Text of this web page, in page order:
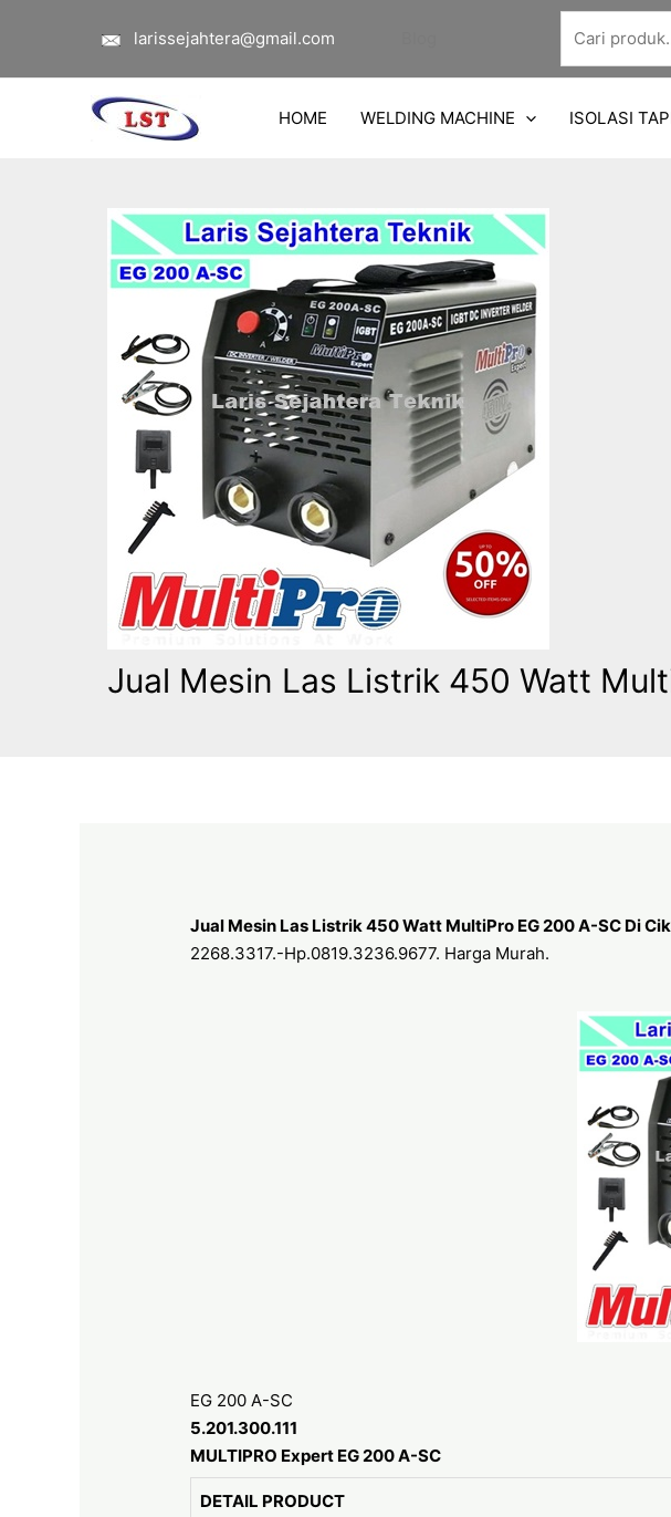
larissejahtera@gmail.com
Pencarian
untuk:
HOME WELDING MACHINE ISOLASI
Jual Mesin Las Listrik 450 Watt
Jual Mesin Las Listrik 450 Watt MultiPro EG 200 A-SC Di
2268.3317.-Hp.0819.3236.9677. Harga Murah.
EG 200 A-SC
5.201.300.111
MULTIPRO Expert EG 200 A-SC
DETAIL PRODUCT
pos